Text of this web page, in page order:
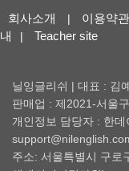
회사소개 | 이용약관
내
| Teacher site
닐잉글리쉬 | 대표 : 김
판매업 : 제2021-서울
개인정보 담당자 : 한
주소: 서울특별시 구로